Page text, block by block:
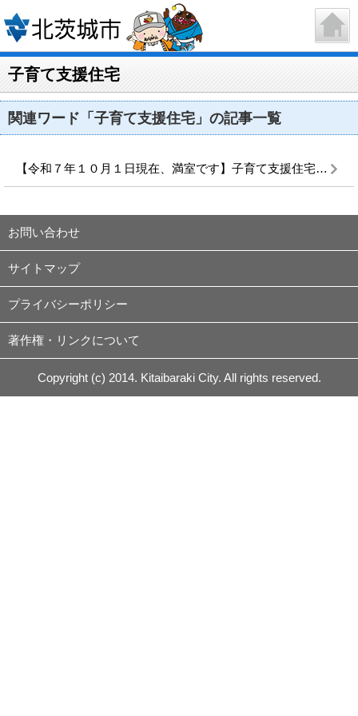
子育て支援住宅
関連ワード「子育て支援住宅」の記事一覧
【令和７年１０月１日現在、満室です】子育て支援住宅「トリシア磯原」入居者募集について
お問い合わせ
サイトマップ
プライバシーポリシー
著作権・リンクについて
Copyright (c) 2014. Kitaibaraki City. All rights reserved.